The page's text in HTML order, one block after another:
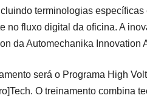
terminologias
no fluxo digital da oficina. A
da Automechanika Innovation
será o Programa High
O treinamento combina